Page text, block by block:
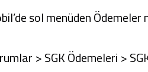
’de sol menüden Ödemeler
> SGK Ödemeleri >